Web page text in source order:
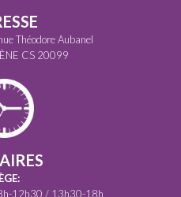
Théodore Aubanel
CS 20099
12h30 / 13h30-18h